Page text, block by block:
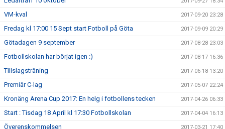
VM-kval 2017-09-20 23:28
Fredag kl 17:00 15 Sept start Fotboll på Göta 2017-09-09 20:29
Götadagen 9 september 2017-08-28 23:03
Fotbollskolan har börjat igen :) 2017-08-17 16:36
Tillslagsträning 2017-06-18 13:20
Premiär C-lag 2017-05-07 22:24
Kronäng Arena Cup 2017: En helg i fotbollens tecken 2017-04-26 06:33
Start : Tisdag 18 April kl 17:30 Fotbollskolan 2017-04-04 16:13
Överenskommelsen 2017-03-21 17:40